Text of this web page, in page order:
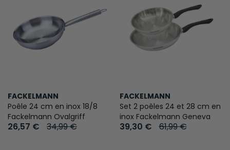
FACKELMANN
Poêle 24 cm en inox 18/8
Fackelmann Ovalgriff
26,57 € 34,99 €
FACKELMANN
Set 2 poêles 24 et 28 cm en
inox Fackelmann Geneva
39,30 € 61,99 €